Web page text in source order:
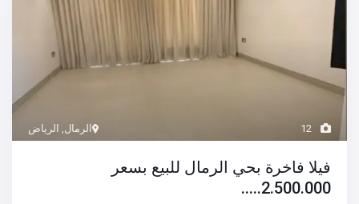
12 الرمال, الرياض
فيلا فاخرة بحي الرمال للبيع بسعر
2.500.000.....